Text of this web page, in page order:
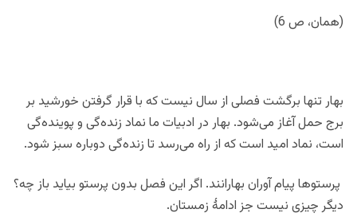
(همان، ص 6)
بهار تنها برگشت فصلی از سال نیست که با قرار گرفتن خورشید بر
برج حمل آغاز می‌شود. بهار در ادبیات ما نماد زنده‌گی و پوینده‌گی
است، نماد امید است که از راه می‌رسد تا زنده‌گی دوباره سبز شود.
پرستوها پیام آوران بهارانند. اگر این فصل بدون پرستو بیاید باز چه؟
دیگر چیزی نیست جز ادامۀ زمستان.